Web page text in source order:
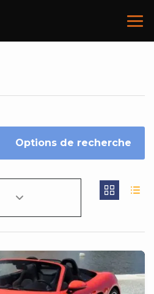
Options de recherche